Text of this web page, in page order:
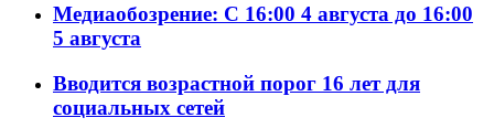
Медиаобозрение: С 16:00 4 августа до 16:00
5 августа
Вводится возрастной порог 16 лет для
социальных сетей